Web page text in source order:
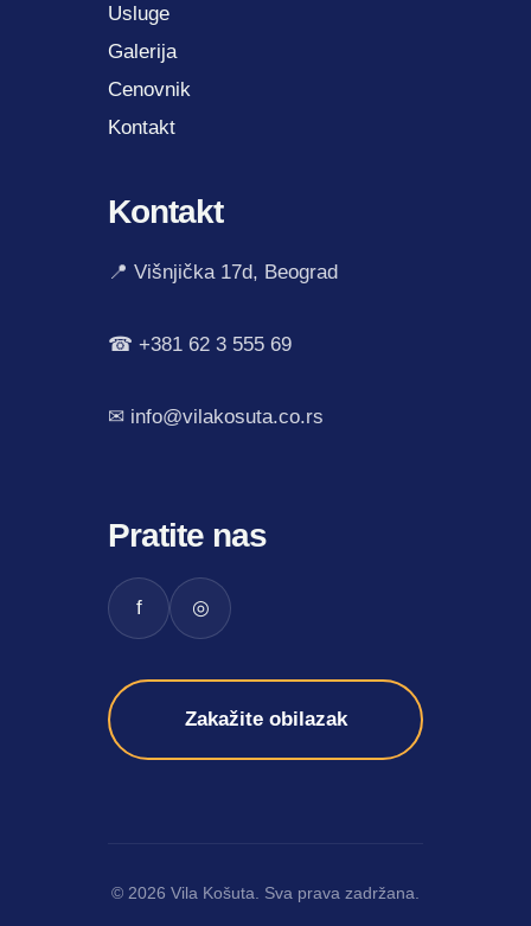
Usluge
Galerija
Cenovnik
Kontakt
Kontakt
📍 Višnjička 17d, Beograd
☎ +381 62 3 555 69
✉ info@vilakosuta.co.rs
Pratite nas
f ◎
Zakažite obilazak
© 2026 Vila Košuta. Sva prava zadržana.